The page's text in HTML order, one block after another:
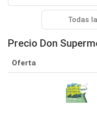
Todas
Precio Don
Oferta